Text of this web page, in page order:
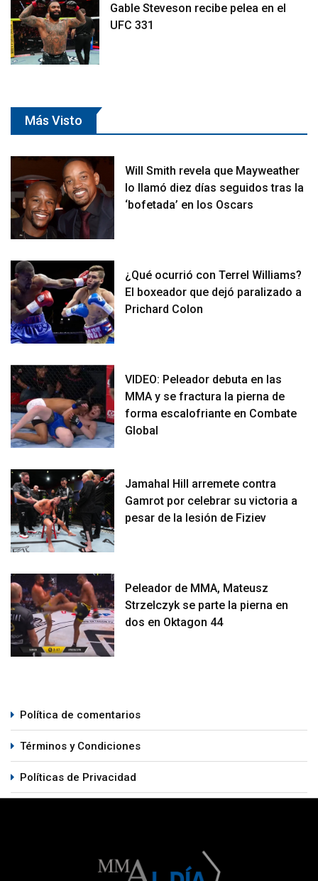
Gable Steveson recibe pelea en el
UFC 331
Más Visto
Will Smith revela que Mayweather
lo llamó diez días seguidos tras la
‘bofetada’ en los Oscars
¿Qué ocurrió con Terrel Williams?
El boxeador que dejó paralizado a
Prichard Colon
VIDEO: Peleador debuta en las
MMA y se fractura la pierna de
forma escalofriante en Combate
Global
Jamahal Hill arremete contra
Gamrot por celebrar su victoria a
pesar de la lesión de Fiziev
Peleador de MMA, Mateusz
Strzelczyk se parte la pierna en
dos en Oktagon 44
Política de comentarios
Términos y Condiciones
Políticas de Privacidad